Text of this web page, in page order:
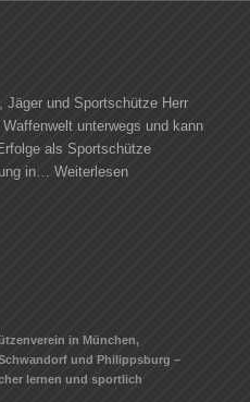
Jäger und Sportschütze Herr
unterwegs und kann
als Sportschütze
in… Weiterlesen
in München,
und Philippsburg –
lernen und sportlich